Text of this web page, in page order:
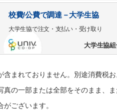
校費/公費で調達－大学生協
大学生協で注文・支払い・受け取り
大学生協
まれておりません。別途消費税
の一部または全部をそのまま、
ございます。